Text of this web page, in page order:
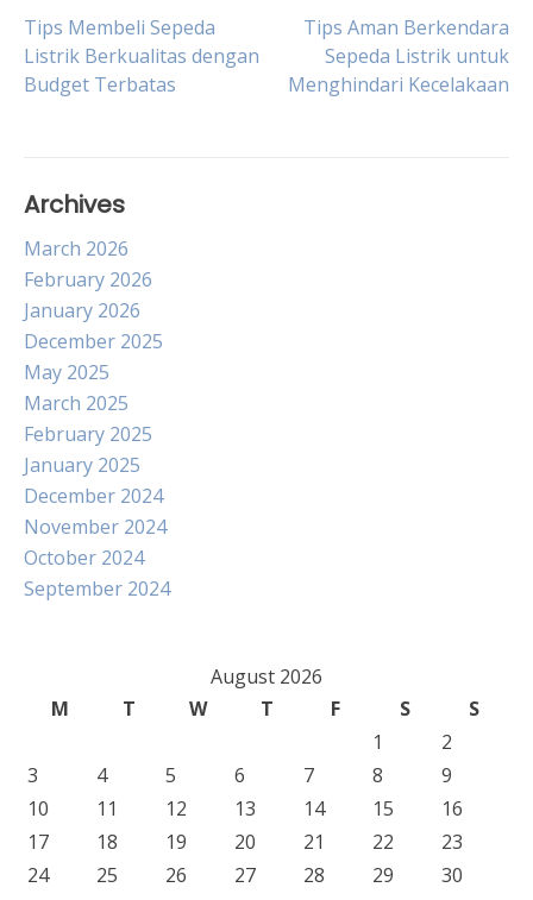
Post
navigation
Tips Membeli Sepeda
Listrik Berkualitas dengan
Budget Terbatas
Tips Aman Berkendara
Sepeda Listrik untuk
Menghindari Kecelakaan
Archives
March 2026
February 2026
January 2026
December 2025
May 2025
March 2025
February 2025
January 2025
December 2024
November 2024
October 2024
September 2024
August 2026
M
T W T F S
S
1
2
3
4 5 6 7 8
9
10
11 12 13 14 15
16
17
18 19 20 21 22
23
24
25 26 27 28 29
30